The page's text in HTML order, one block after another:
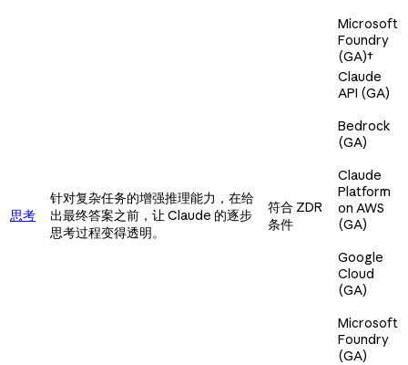
Microsoft
Foundry
(GA)†
思考
针对复杂任务的增强推理能力，在给
出最终答案之前，让 Claude 的逐步
思考过程变得透明。
符合 ZDR
条件
Claude
API (GA)
Bedrock
(GA)
Claude
Platform
on AWS
(GA)
Google
Cloud
(GA)
Microsoft
Foundry
(GA)